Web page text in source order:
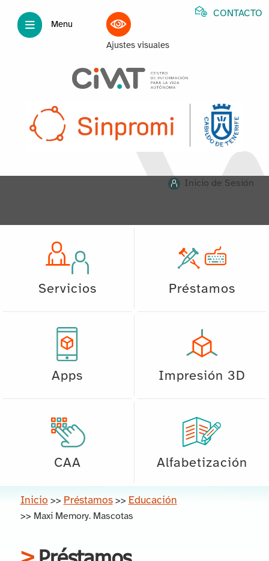
Menu
Ajustes visuales
CONTACTO
Inicio de Sesión
Servicios Préstamos
Apps Impresión 3D
CAA Alfabetización
Inicio >> Préstamos >> Educación
>> Maxi Memory. Mascotas